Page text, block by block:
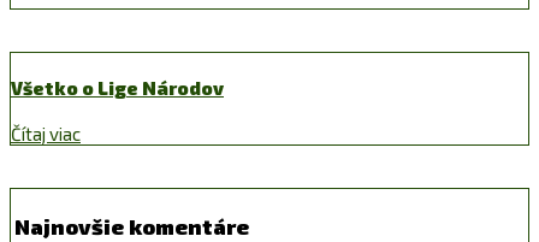
Všetko o Lige Národov
Čítaj viac
Najnovšie komentáre